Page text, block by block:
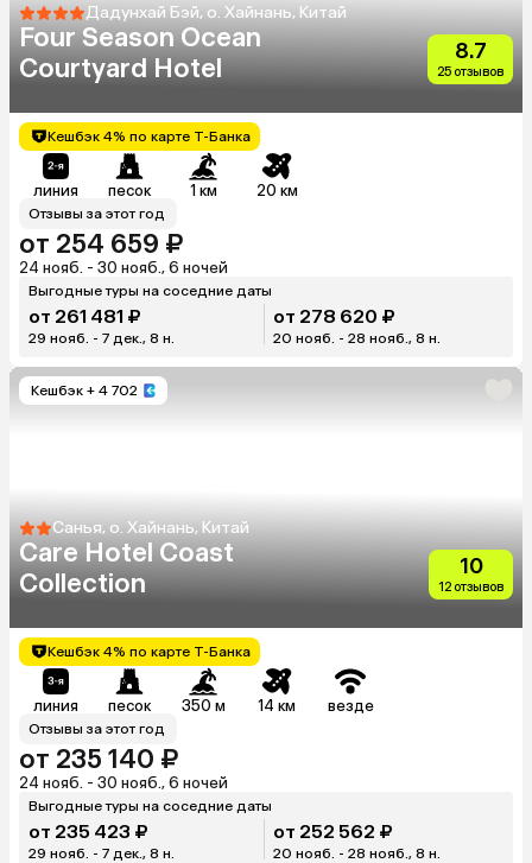
Дадунхай Бэй, о. Хайнань, Китай
Four Season Ocean
Courtyard Hotel
8.7
25 отзывов
Кешбэк 4% по карте Т-Банка
линия песок 1 км 20 км
Отзывы за этот год
от 254 659 ₽
24 нояб. - 30 нояб., 6 ночей
Выгодные туры на соседние даты
от 261 481 ₽
29 нояб. - 7 дек., 8 н.
от 278 620 ₽
20 нояб. - 28 нояб., 8 н.
Кешбэк + 4 702
Санья, о. Хайнань, Китай
Care Hotel Coast
Collection
10
12 отзывов
Кешбэк 4% по карте Т-Банка
линия песок 350 м 14 км везде
Отзывы за этот год
от 235 140 ₽
24 нояб. - 30 нояб., 6 ночей
Выгодные туры на соседние даты
от 235 423 ₽
29 нояб. - 7 дек., 8 н.
от 252 562 ₽
20 нояб. - 28 нояб., 8 н.